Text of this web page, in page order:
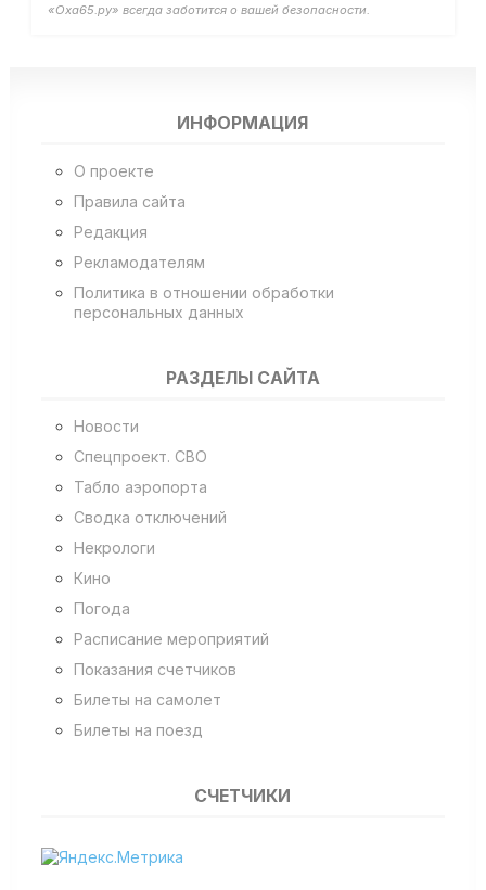
«Оха65.ру» всегда заботится о вашей безопасности.
ИНФОРМАЦИЯ
О проекте
Правила сайта
Редакция
Рекламодателям
Политика в отношении обработки
персональных данных
РАЗДЕЛЫ САЙТА
Новости
Спецпроект. СВО
Табло аэропорта
Сводка отключений
Некрологи
Кино
Погода
Расписание мероприятий
Показания счетчиков
Билеты на самолет
Билеты на поезд
СЧЕТЧИКИ